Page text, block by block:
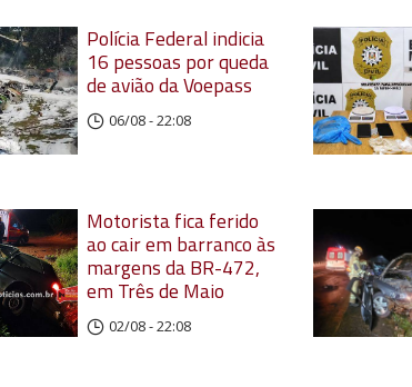
Polícia Federal indicia
16 pessoas por queda
de avião da Voepass
06/08 - 22:08
Motorista fica ferido
ao cair em barranco às
margens da BR-472,
em Três de Maio
02/08 - 22:08